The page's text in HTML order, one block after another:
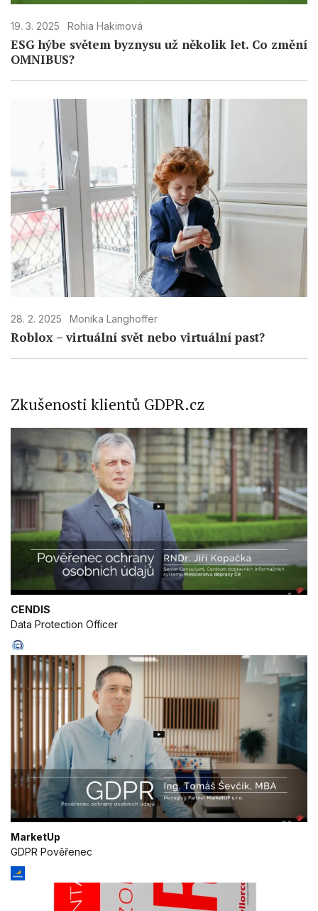
19. 3. 2025 Rohia Hakimová
ESG hýbe světem byznysu už několik let. Co změní
OMNIBUS?
28. 2. 2025 Monika Langhoffer
Roblox – virtuální svět nebo virtuální past?
Zkušenosti klientů GDPR.cz
CENDIS
Data Protection Officer
MarketUp
GDPR Pověřenec